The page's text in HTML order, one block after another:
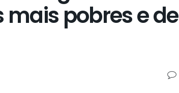
pobres e de